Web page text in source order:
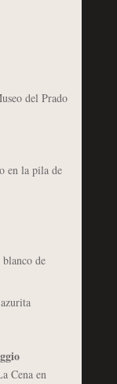
del Prado
en la pila de
de
Cena en